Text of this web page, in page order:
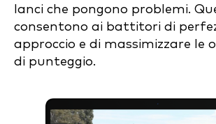
lanci che pongono problemi.
consentono ai battitori di
approccio e di massimizzare le
di punteggio.